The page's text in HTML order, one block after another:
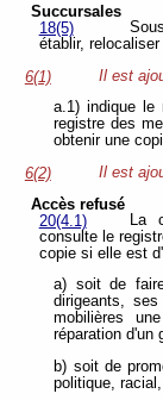
Succursales
18(5)
établir,
6(1)
Il est
a.1) indique le
registre des
obtenir une
6(2)
Il est
Accès refusé
20(4.1)
La
consulte le
copie si elle est
a) soit de
dirigeants,
mobilières
réparation d'un
b) soit de
politique,